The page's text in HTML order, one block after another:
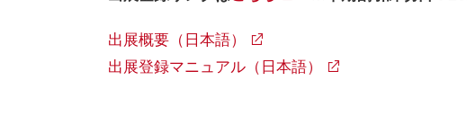
出展概要（日本語）
出展登録マニュアル（日本語）